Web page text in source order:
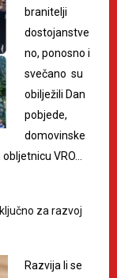
branitelji
dostojanstve
no, ponosno i
svečano su
obilježili Dan
pobjede,
domovinske
VRO…
za razvoj
Razvija li se